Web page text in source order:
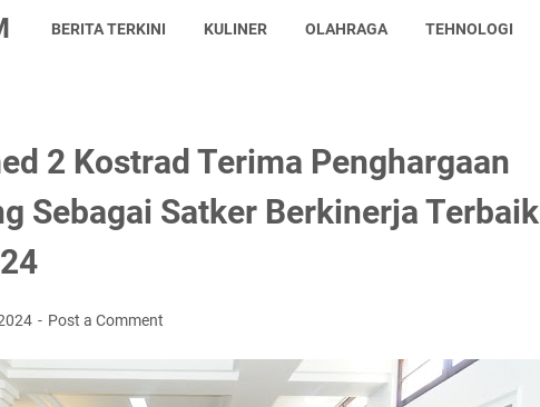
BERITA TERKINI KULINER OLAHRAGA TEHNOLOGI
2 Kostrad Terima Penghargaan
Sebagai Satker Berkinerja Terbaik
Post a Comment